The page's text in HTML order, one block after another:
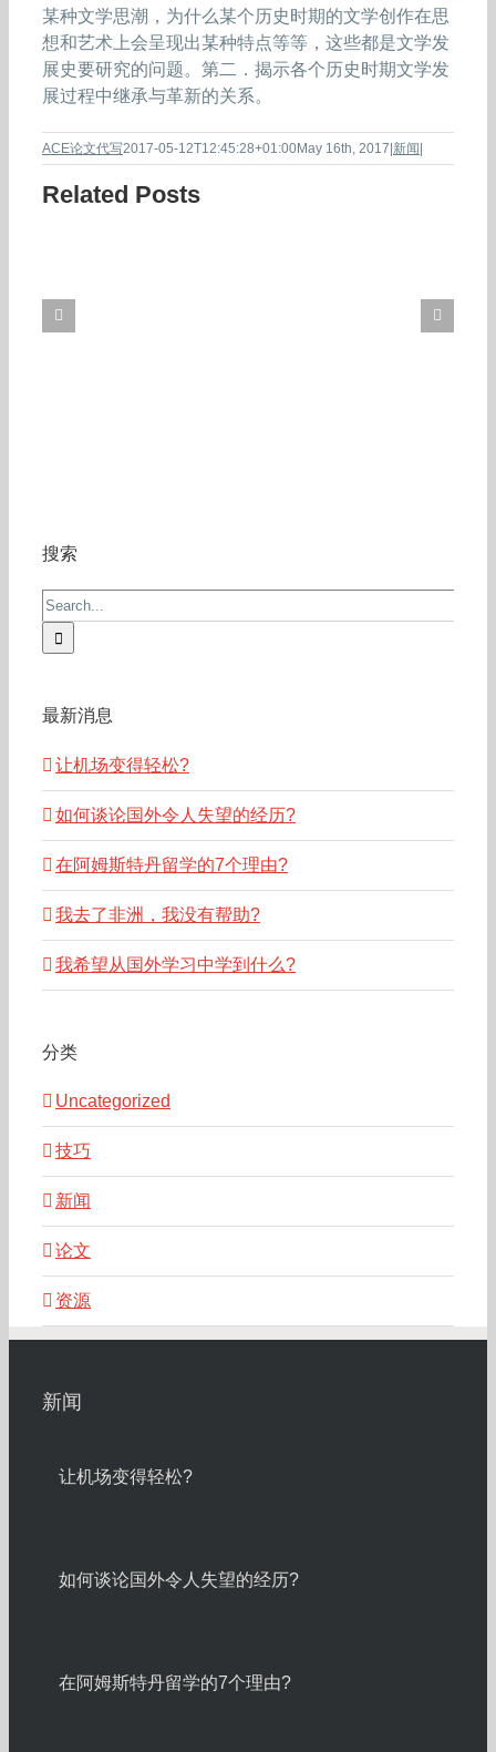
某种文学思潮，为什么某个历史时期的文学创作在思
想和艺术上会呈现出某种特点等等，这些都是文学发
展史要研究的问题。第二．揭示各个历史时期文学发
展过程中继承与革新的关系。
ACE论文代写2017-05-12T12:45:28+01:00May 16th, 2017|新闻|
Related Posts
搜索
Search
for:
最新消息
让机场变得轻松?
如何谈论国外令人失望的经历?
在阿姆斯特丹留学的7个理由?
我去了非洲，我没有帮助?
我希望从国外学习中学到什么?
分类
Uncategorized
技巧
新闻
论文
资源
新闻
让机场变得轻松?
如何谈论国外令人失望的经历?
在阿姆斯特丹留学的7个理由?